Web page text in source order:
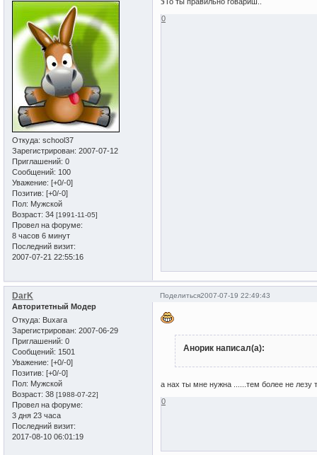
Откуда: school37
Зарегистрирован: 2007-07-12
Приглашений: 0
Сообщений: 100
Уважение: [+0/-0]
Позитив: [+0/-0]
Пол: Мужской
Возраст: 34 [1991-11-05]
Провел на форуме:
8 часов 6 минут
Последний визит:
2007-07-21 22:55:16
0
Поделиться2007-07-19 22:49:43
DarK
Авторитетный Модер
Откуда: Buxara
Зарегистрирован: 2007-06-29
Приглашений: 0
Сообщений: 1501
Уважение: [+0/-0]
Позитив: [+0/-0]
Пол: Мужской
Возраст: 38 [1988-07-22]
Провел на форуме:
3 дня 23 часа
Последний визит:
2017-08-10 06:01:19
Анорик написал(а):
а нах ты мне нужна ......тем более не
0